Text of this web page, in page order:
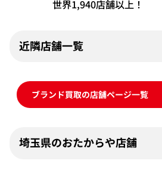
世界1,940店舗以上！
近隣店舗一覧
ブランド買取の店舗ページ一覧
埼玉県のおたからや店舗